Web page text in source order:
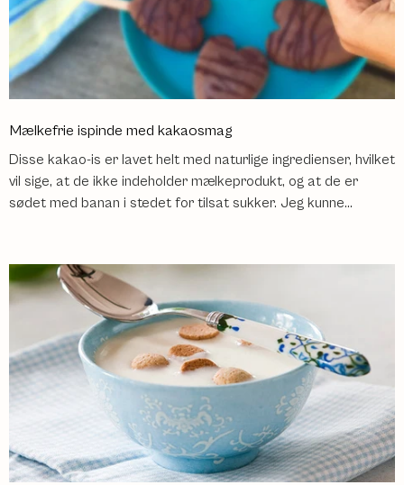
Mælkefrie ispinde med kakaosmag
Disse kakao-is er lavet helt med naturlige ingredienser, hvilket
vil sige, at de ikke indeholder mælkeprodukt, og at de er
sødet med banan i stedet for tilsat sukker. Jeg kunne...